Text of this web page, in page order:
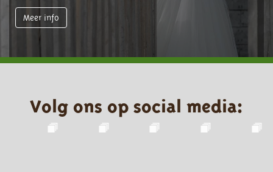
Meer info
Volg ons op social media: